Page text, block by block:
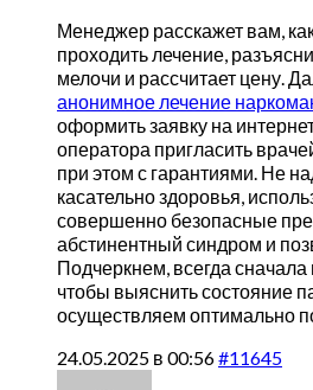
Менеджер расскажет вам,
проходить лечение,
мелочи и рассчитает цену.
анонимное лечение
оформить заявку на
оператора пригласить
при этом с гарантиями. Не
касательно здоровья,
совершенно безопасные
абстинентный синдром и
Подчеркнем, всегда
чтобы выяснить состояние
осуществляем оптимально
24.05.2025 в 00:56#11645